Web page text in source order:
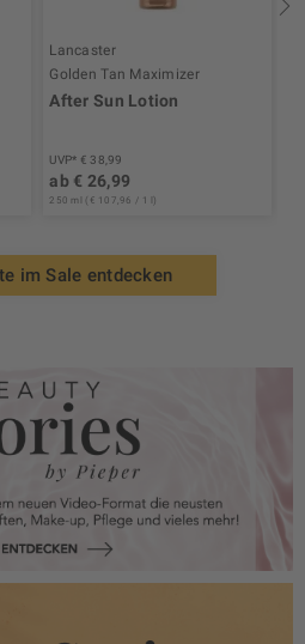
Lancaster
Golden Tan Maximizer
After Sun Lotion
UVP* € 38,99
ab € 26,99
250 ml (€ 107,96 / 1 l)
im Sale entdecken